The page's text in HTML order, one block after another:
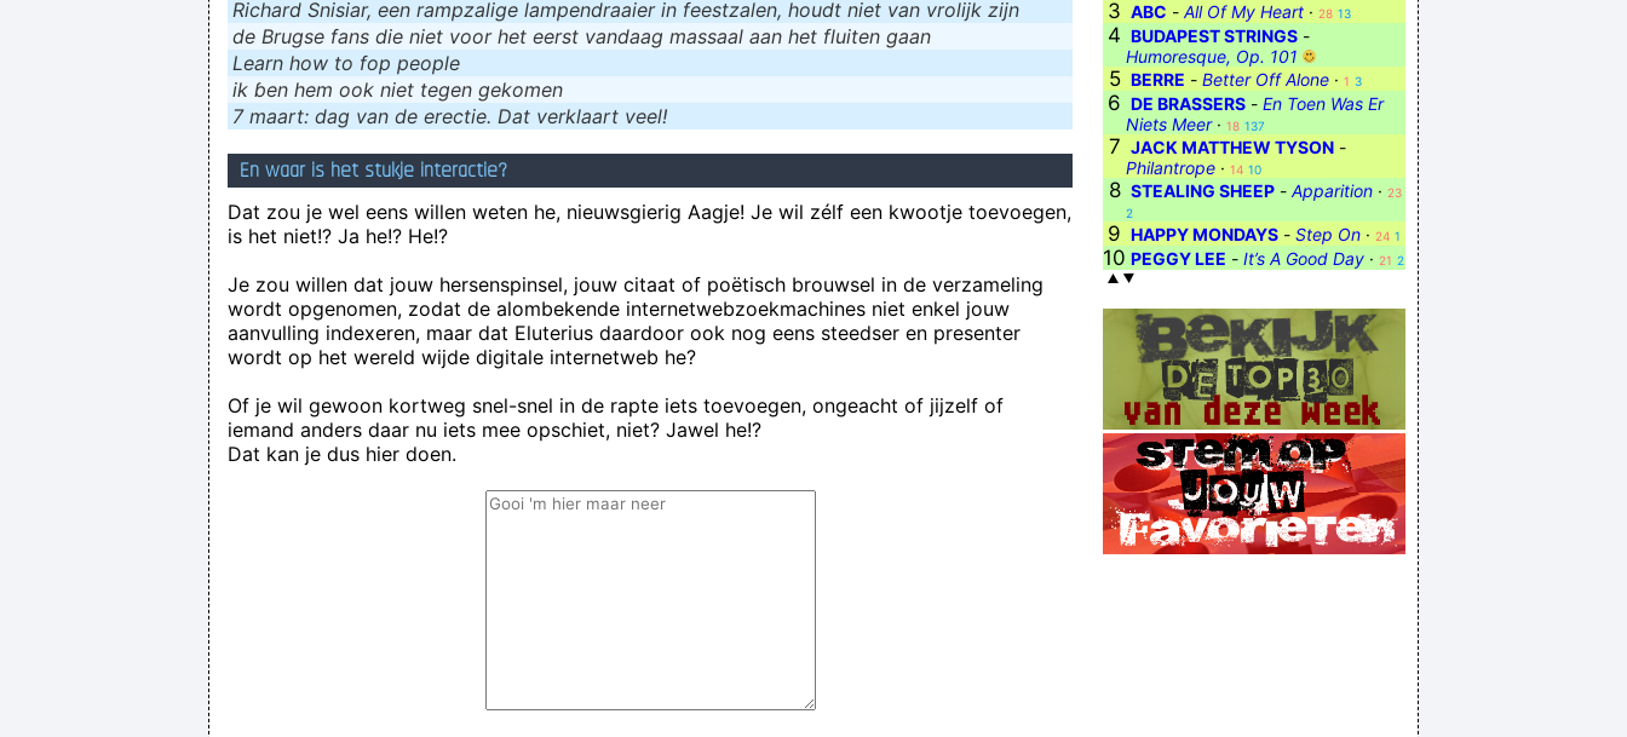
Richard Snisiar, een rampzalige lampendraaier in feestzalen, houdt niet van vrolijk zijn
de Brugse fans die niet voor het eerst vandaag massaal aan het fluiten gaan
Learn how to fop people
ik ɓen hem ook niet tegen gekomen
7 maart: dag van de erectie. Dat verklaart veel!
En waar is het stukje interactie?
Dat zou je wel eens willen weten he, nieuwsgierig Aagje! Je wil zélf een kwootje toevoegen,
is het niet!? Ja he!? He!?
Je zou willen dat jouw hersenspinsel, jouw citaat of poëtisch brouwsel in de verzameling
wordt opgenomen, zodat de alombekende internetwebzoekmachines niet enkel jouw
aanvulling indexeren, maar dat Eluterius daardoor ook nog eens steedser en presenter
wordt op het wereld wijde digitale internetweb he?
Of je wil gewoon kortweg snel-snel in de rapte iets toevoegen, ongeacht of jijzelf of
iemand anders daar nu iets mee opschiet, niet? Jawel he!?
Dat kan je dus hier doen.
3 ABC - All Of My Heart · 28 13
4 BUDAPEST STRINGS -
Humoresque, Op. 101
5 BERRE - Better Off Alone · 1 3
6 DE BRASSERS - En Toen Was Er
Niets Meer· 18 137
7 JACK MATTHEW TYSON -
Philantrope · 14 10
8 STEALING SHEEP - Apparition · 23
2
9 HAPPY MONDAYS - Step On · 24 1
10 PEGGY LEE - It’s A Good Day · 21 2